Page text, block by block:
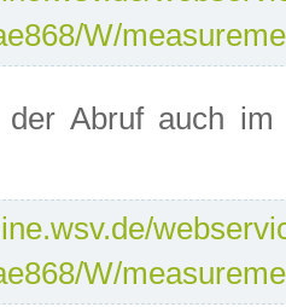
W/
der Abruf auch
W/